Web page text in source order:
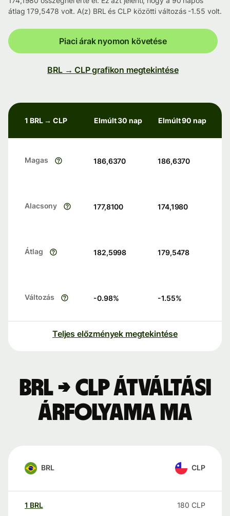
átlag 179,5478 volt. A(z) BRL és CLP közötti változás -1.55 volt.
Piaci árak nyomon követése
BRL → CLP grafikon megtekintése
1 BRL → CLP Elmúlt 30 nap Elmúlt 90 nap
Magas 186,6370 186,6370
Alacsony 177,8100 174,1980
Átlag 182,5998 179,5478
Változás -0.98% -1.55%
Teljes előzmények megtekintése
BRL → CLP átváltási
árfolyama ma
BRL CLP
1 BRL 180 CLP